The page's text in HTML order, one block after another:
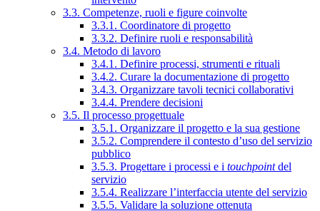
3.3. Competenze, ruoli e figure coinvolte
3.3.1. Coordinatore di progetto
3.3.2. Definire ruoli e responsabilità
3.4. Metodo di lavoro
3.4.1. Definire processi, strumenti e rituali
3.4.2. Curare la documentazione di progetto
3.4.3. Organizzare tavoli tecnici collaborativi
3.4.4. Prendere decisioni
3.5. Il processo progettuale
3.5.1. Organizzare il progetto e la sua gestione
3.5.2. Comprendere il contesto d’uso del servizio
pubblico
3.5.3. Progettare i processi e i touchpointdel
servizio
3.5.4. Realizzare l’interfaccia utente del servizio
3.5.5. Validare la soluzione ottenuta